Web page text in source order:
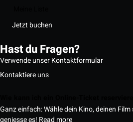
Jetzt buchen
Hast du Fragen?
Verwende unser Kontaktformular
Kontaktiere uns
Ganz einfach: Wähle dein Kino, deinen
geniesse es! Read more